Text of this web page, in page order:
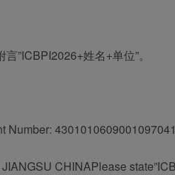
”ICBPI2026+姓名+单位”。
CHINAPlease